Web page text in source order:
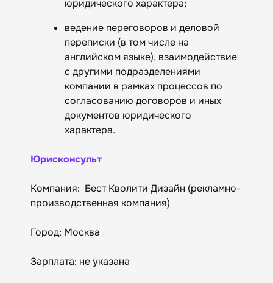
юридического характера;
ведение переговоров и деловой
переписки (в том числе на
английском языке), взаимодействие
с другими подразделениями
компании в рамках процессов по
согласованию договоров и иных
документов юридического
характера.
Юрисконсульт
Компания: Бест Кволити Дизайн (рекламно-
производственная компания)
Город: Москва
Зарплата: не указана